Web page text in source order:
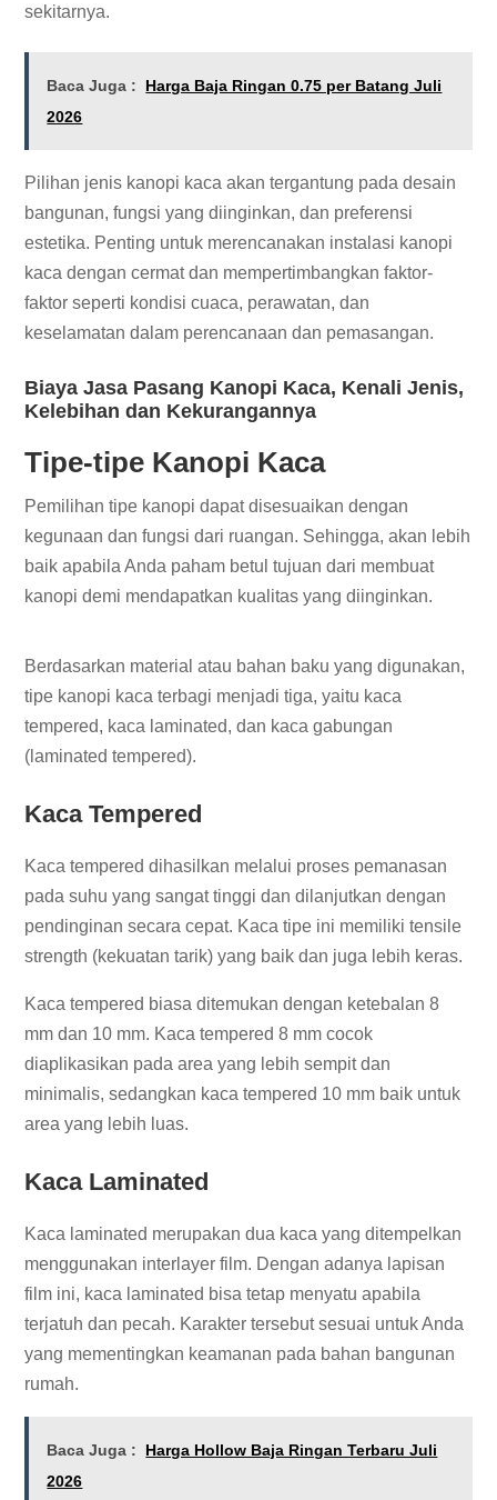
sekitarnya.
Baca Juga :
Harga Baja Ringan 0.75 per Batang Juli
2026
Pilihan jenis kanopi kaca akan tergantung pada desain
bangunan, fungsi yang diinginkan, dan preferensi
estetika. Penting untuk merencanakan instalasi kanopi
kaca dengan cermat dan mempertimbangkan faktor-
faktor seperti kondisi cuaca, perawatan, dan
keselamatan dalam perencanaan dan pemasangan.
BiayaJasa Pasang Kanopi Kaca, Kenali Jenis,
Kelebihan dan Kekurangannya
Tipe-tipe Kanopi Kaca
Pemilihan tipe kanopi dapat disesuaikan dengan
kegunaan dan fungsi dari ruangan. Sehingga, akan lebih
baik apabila Anda paham betul tujuan dari membuat
kanopi demi mendapatkan kualitas yang diinginkan.
Berdasarkan material atau bahan baku yang digunakan,
tipe kanopi kaca terbagi menjadi tiga, yaitu kaca
tempered, kaca laminated, dan kaca gabungan
(laminated tempered).
Kaca Tempered
Kaca tempered dihasilkan melalui proses pemanasan
pada suhu yang sangat tinggi dan dilanjutkan dengan
pendinginan secara cepat. Kaca tipe ini memiliki tensile
strength (kekuatan tarik) yang baik dan juga lebih keras.
Kaca tempered biasa ditemukan dengan ketebalan 8
mm dan 10 mm. Kaca tempered 8 mm cocok
diaplikasikan pada area yang lebih sempit dan
minimalis, sedangkan kaca tempered 10 mm baik untuk
area yang lebih luas.
Kaca Laminated
Kaca laminated merupakan dua kaca yang ditempelkan
menggunakan interlayer film. Dengan adanya lapisan
film ini, kaca laminated bisa tetap menyatu apabila
terjatuh dan pecah. Karakter tersebut sesuai untuk Anda
yang mementingkan keamanan pada bahan bangunan
rumah.
Baca Juga :
Harga Hollow Baja Ringan Terbaru Juli
2026